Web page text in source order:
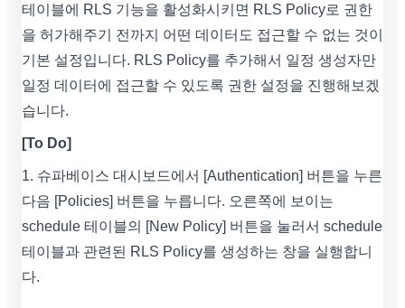
테이블에 RLS 기능을 활성화시키면 RLS Policy로 권한
을 허가해주기 전까지 어떤 데이터도 접근할 수 없는 것이
기본 설정입니다. RLS Policy를 추가해서 일정 생성자만
일정 데이터에 접근할 수 있도록 권한 설정을 진행해보겠
습니다.
[To Do]
1. 슈파베이스 대시보드에서 [Authentication] 버튼을 누른
다음 [Policies] 버튼을 누릅니다. 오른쪽에 보이는
schedule 테이블의 [New Policy] 버튼을 눌러서 schedule
테이블과 관련된 RLS Policy를 생성하는 창을 실행합니
다.